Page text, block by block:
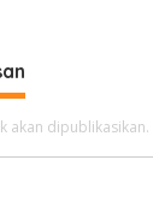
akan dipublikasikan.